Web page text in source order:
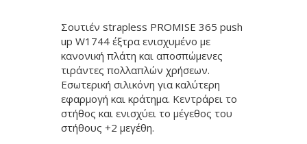
Σουτιέν strapless PROMISE 365 push
up W1744 έξτρα ενισχυμένο με
κανονική πλάτη και αποσπώμενες
τιράντες πολλαπλών χρήσεων.
Εσωτερική σιλικόνη για καλύτερη
εφαρμογή και κράτημα. Κεντράρει το
στήθος και ενισχύει το μέγεθος του
στήθους +2 μεγέθη.